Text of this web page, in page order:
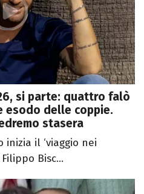
si parte: quattro falò
esodo delle coppie.
stasera
inizia il ‘viaggio nei
Bisc...